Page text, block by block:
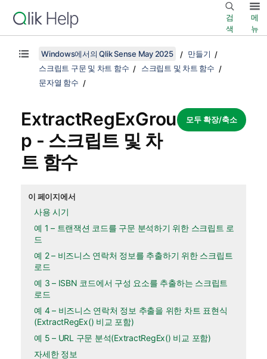
검
색
메
뉴
Windows에서의 Qlik Sense May 2025
만들기
스크립트 구문 및 차트 함수
스크립트 및 차트 함수
문자열 함수
모두 확장/축소
ExtractRegExGrou
p - 스크립트 및 차
트 함수
이 페이지에서
사용 시기
예 1 – 트랜잭션 코드를 구문 분석하기 위한 스크립트 로
드
예 2 – 비즈니스 연락처 정보를 추출하기 위한 스크립트
로드
예 3 – ISBN 코드에서 구성 요소를 추출하는 스크립트
로드
예 4 – 비즈니스 연락처 정보 추출을 위한 차트 표현식
(ExtractRegEx() 비교 포함)
예 5 – URL 구문 분석(ExtractRegEx() 비교 포함)
자세한 정보